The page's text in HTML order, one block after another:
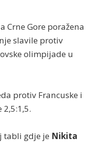
Crne Gore poražena
slavile protiv
olimpijade u
protiv Francuske i
tabli gdje je Nikita